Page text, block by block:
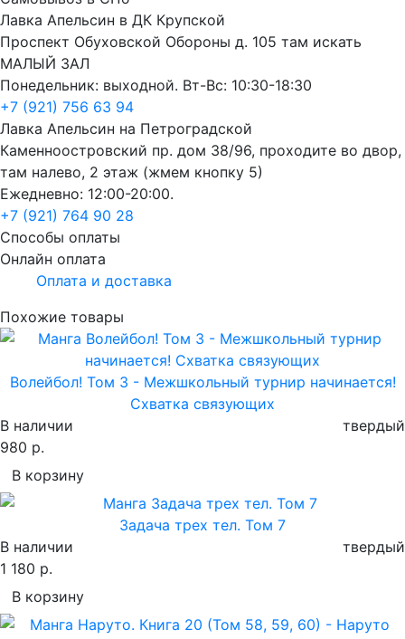
Лавка Апельсин в ДК Крупской
Проспект Обуховской Обороны д. 105 там искать
МАЛЫЙ ЗАЛ
Понедельник: выходной. Вт-Вс: 10:30-18:30
+7 (921) 756 63 94
Лавка Апельсин на Петроградской
Каменноостровский пр. дом 38/96, проходите во двор,
там налево, 2 этаж (жмем кнопку 5)
Ежедневно: 12:00-20:00.
+7 (921) 764 90 28
Способы оплаты
Онлайн оплата
Оплата и доставка
Похожие товары
Волейбол! Том 3 - Межшкольный турнир начинается!
Схватка связующих
В наличии
твердый
980 р.
В корзину
Задача трех тел. Том 7
В наличии
твердый
1 180 р.
В корзину